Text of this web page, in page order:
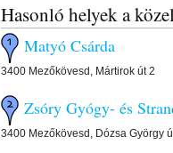
Hasonló helyek a
Matyó Csárda
3400 Mezőkövesd, Mártirok út 2
Zsóry Gyógy- és
3400 Mezőkövesd, Dózsa György